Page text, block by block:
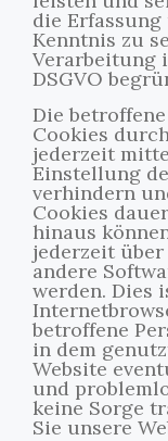
die
Kenntnis zu
Verarbeitung
DSGVO
Die
Cookies
jederzeit
Einstellung
verhindern
Cookies
hinaus
jederzeit
andere
werden. Dies
betroffene
in dem
Website
und
keine Sorge
Sie unsere